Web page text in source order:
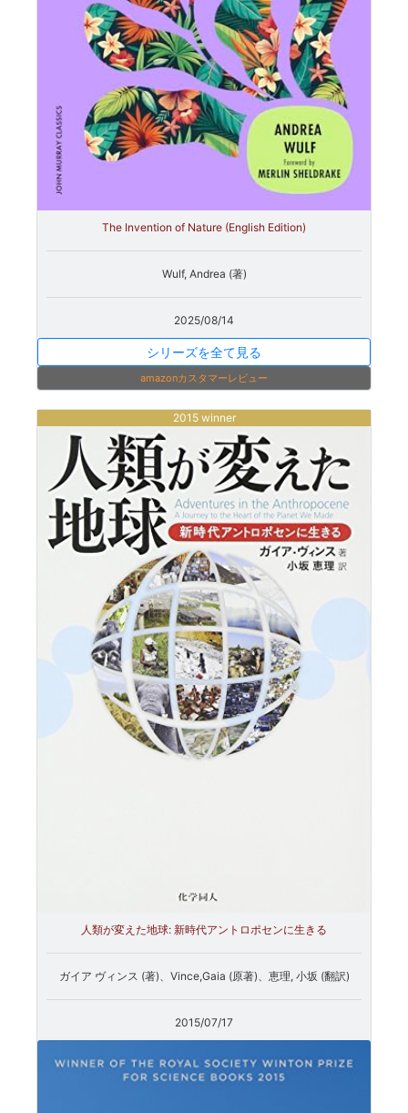
The Invention of Nature (English Edition)
Wulf, Andrea (著)
2025/08/14
シリーズを全て見る
amazonカスタマーレビュー
2015 winner
人類が変えた地球: 新時代アントロポセンに生きる
ガイア ヴィンス (著)、Vince,Gaia (原著)、恵理, 小坂 (翻訳)
2015/07/17